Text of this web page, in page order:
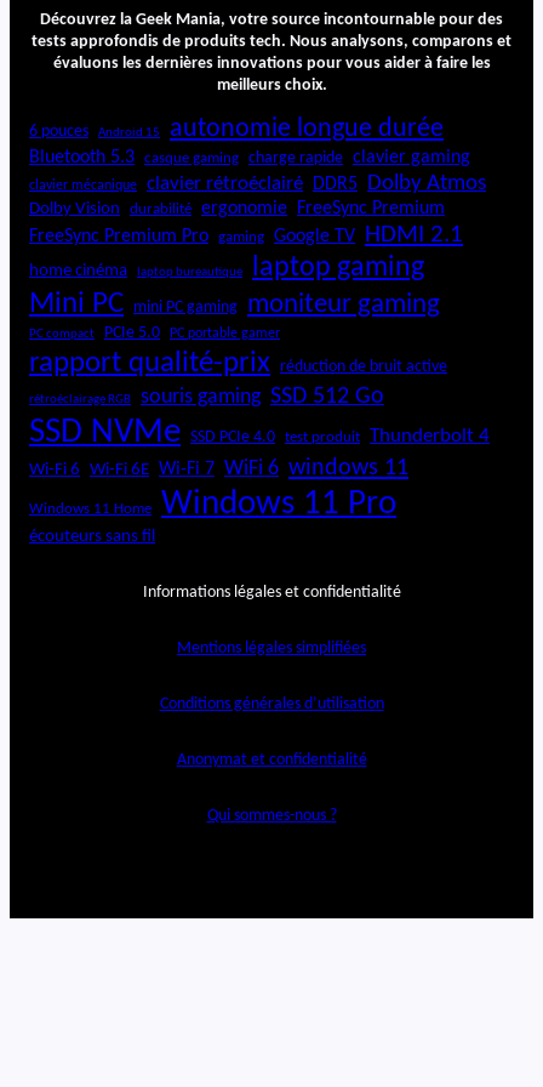
Découvrez la Geek Mania, votre source incontournable pour des
tests approfondis de produits tech. Nous analysons, comparons et
évaluons les dernières innovations pour vous aider à faire les
meilleurs choix.
6 pouces Android 15 autonomie longue durée
Bluetooth 5.3 casque gaming charge rapide clavier gaming
clavier mécanique clavier rétroéclairé DDR5 Dolby Atmos
Dolby Vision durabilité ergonomie
FreeSync Premium
FreeSync Premium Pro
gaming Google TV HDMI 2.1
home cinéma laptop bureautique laptop gaming
Mini PC mini PC gaming moniteur gaming
PC compact PCIe 5.0 PC portable gamer
rapport qualité-prix réduction de bruit active
rétroéclairage RGB souris gaming SSD 512 Go
SSD NVMe SSD PCIe 4.0 test produit Thunderbolt 4
Wi-Fi 6 Wi-Fi 6E Wi-Fi 7 WiFi 6 windows 11
Windows 11 Home Windows 11 Pro
écouteurs sans fil
Informations légales et confidentialité
Mentions légales simplifiées
Conditions générales d’utilisation
Anonymat et confidentialité
Qui sommes-nous ?